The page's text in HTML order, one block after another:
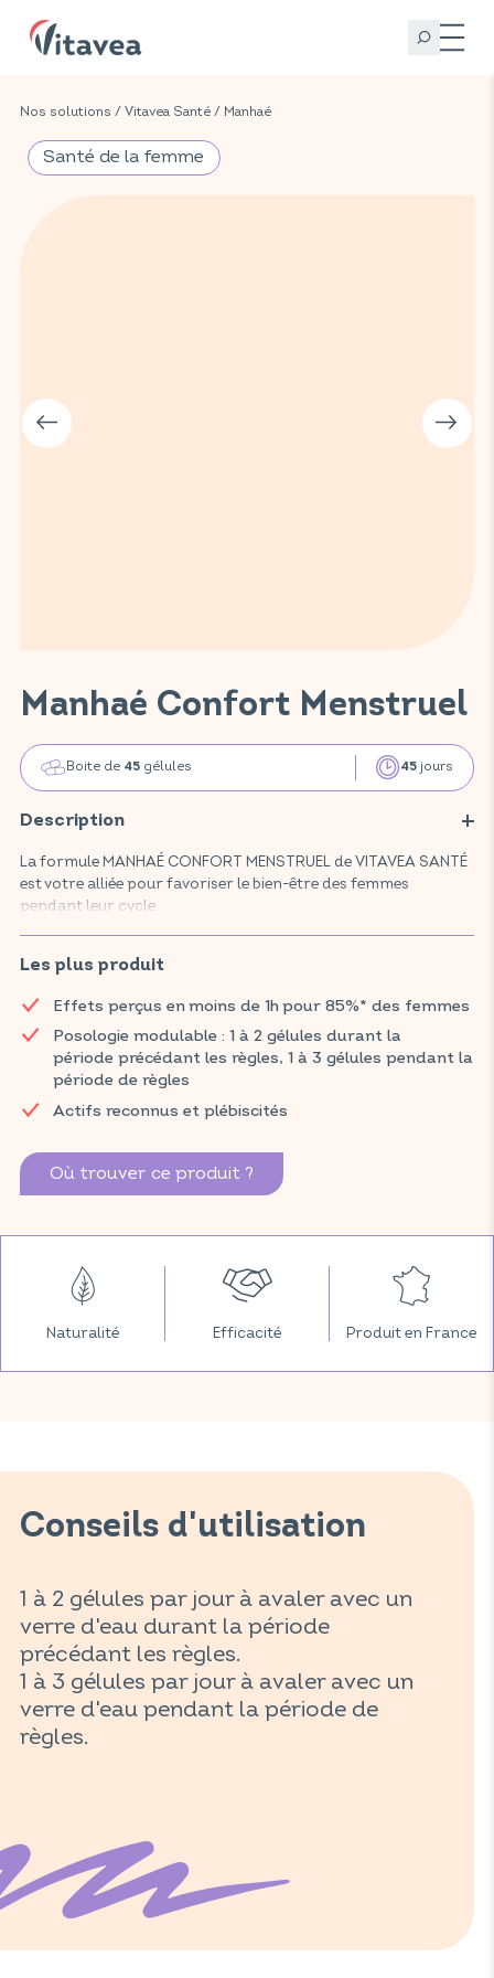
Nos solutions / Vitavea Santé / Manhaé
Manhaé Confort Menstruel
Boite de 45gélules 45 jours
Description
La formule MANHAÉ CONFORT MENSTRUEL de VITAVEA SANTÉ
est votre alliée pour favoriser le bien-être des femmes
pendant leur cycle.
cas de phénomènes liés aux règles, la camomille matricaire qui
aide à la détente et à la relaxation et le safran qui aide à
maintenir un bon état d'esprit.
Retrouvez vos produits VITAVEA SANTÉ dans votre pharmacie
et parapharmacie habituelles.
Les plus produit
Effets perçus en moins de 1h pour 85%* des femmes
Posologie modulable : 1 à 2 gélules durant la
période précédant les règles, 1 à 3 gélules pendant la
période de règles
Actifs reconnus et plébiscités
Où trouver ce produit ?
Santé de la femme
Naturalité Efficacité Produit en France
Conseils d'utilisation
1 à 2 gélules par jour à avaler avec un
verre d'eau durant la période
précédant les règles.
1 à 3 gélules par jour à avaler avec un
verre d'eau pendant la période de
règles.